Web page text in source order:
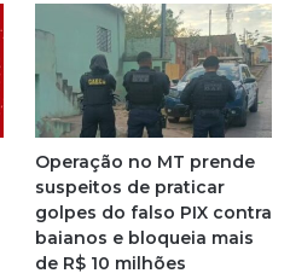
Operação no MT prende
suspeitos de praticar
golpes do falso PIX contra
baianos e bloqueia mais
de R$ 10 milhões